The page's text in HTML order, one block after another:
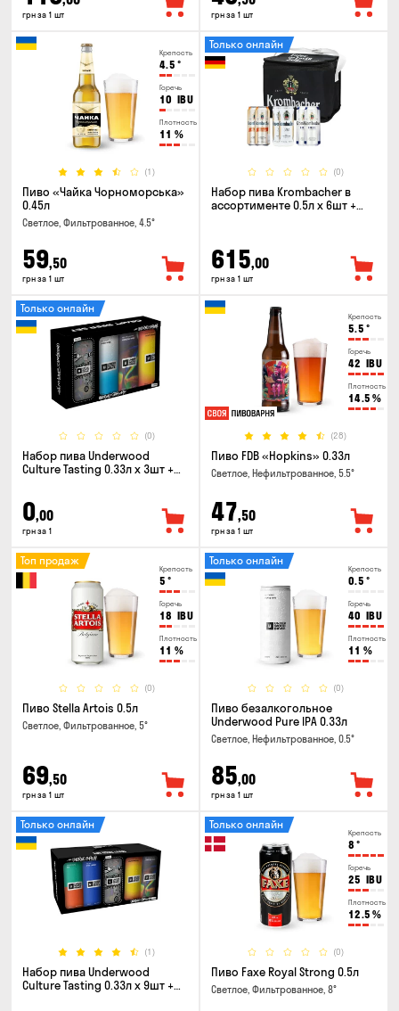
грн за 1 шт грн за 1 шт
Крепость
4.5 °
Горечь
10 IBU
Плотность
11 %
(1)
Пиво «Чайка Чорноморська»
0.45л
Светлое, Фильтрованное, 4.5°
59,50
грн за 1 шт
(0)
Только онлайн
Набор пива Krombacher в
ассортименте 0.5л х 6шт +
615,00
грн за 1 шт
(0)
Только онлайн
Набор пива Underwood
Culture Tasting 0.33л x 3шт +
0,00
грн за 1
Крепость
5.5 °
Горечь
42 IBU
Плотность
14.5 %
(28)
Пиво FDB «Hopkins» 0.33л
Светлое, Нефильтрованное, 5.5°
47,50
грн за 1 шт
Крепость
5 °
Горечь
18 IBU
Плотность
11 %
(0)
Топ продаж
Пиво Stella Artois 0.5л
Светлое, Фильтрованное, 5°
69,50
грн за 1 шт
Крепость
0.5 °
Горечь
40 IBU
Плотность
11 %
(0)
Только онлайн
Пиво безалкогольное
Underwood Pure IPA 0.33л
Светлое, Нефильтрованное, 0.5°
85,00
грн за 1 шт
(1)
Только онлайн
Набор пива Underwood
Culture Tasting 0.33л x 9шт +
Крепость
8 °
Горечь
25 IBU
Плотность
12.5 %
(0)
Только онлайн
Пиво Faxe Royal Strong 0.5л
Светлое, Фильтрованное, 8°